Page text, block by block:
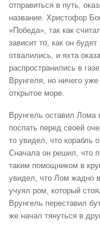
отправиться в путь,
название. Христофор
«Победа», так как
зависит то, как он
отвалились, и яхта
распространились в
Врунгеля, но ничего
открытое море.
Врунгель оставил Лома
поспать перед своей
то увидел, что корабль
Сначала он решил, что
таким помощником в
увидел, что Лом жадно
учуял ром, который
Врунгель переставил
же начал тянуться в